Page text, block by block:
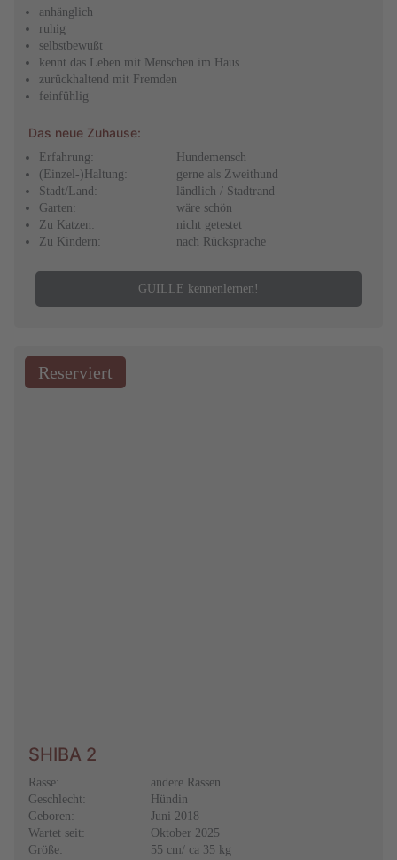
anhänglich
ruhig
selbstbewußt
kennt das Leben mit Menschen im Haus
zurückhaltend mit Fremden
feinfühlig
Das neue Zuhause:
Erfahrung:
Hundemensch
(Einzel-)Haltung:
gerne als Zweithund
Stadt/Land:
ländlich / Stadtrand
Garten:
wäre schön
Zu Katzen:
nicht getestet
Zu Kindern:
nach Rücksprache
GUILLE kennenlernen!
SHIBA 2
Rasse:
andere Rassen
Geschlecht:
Hündin
Geboren:
Juni 2018
Wartet seit:
Oktober 2025
Größe:
55 cm/ ca 35 kg